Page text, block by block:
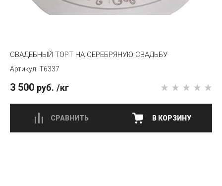
СВАДЕБНЫЙ ТОРТ НА СЕРЕБРЯНУЮ СВАДЬБУ
T6337
3 500 руб. /кг